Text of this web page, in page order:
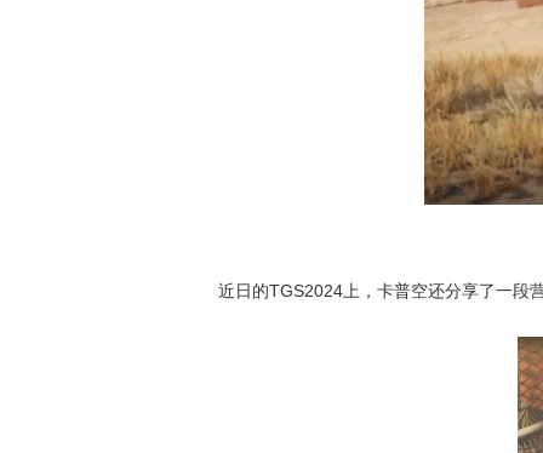
近日的TGS2024上，卡普空还分享了一段